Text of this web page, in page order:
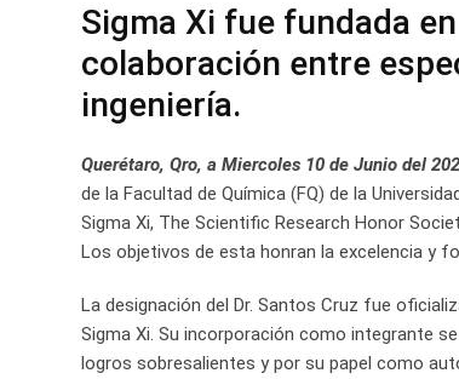
Sigma Xi fue fundada
colaboración entre
ingeniería.
Querétaro, Qro, a Miercoles 10 de Junio del
de la Facultad de Química (FQ) de la
Sigma Xi, The Scientific Research Honor
Los objetivos de esta honran la excelencia y
La designación del Dr. Santos Cruz fue
Sigma Xi. Su incorporación como integrante
logros sobresalientes y por su papel como